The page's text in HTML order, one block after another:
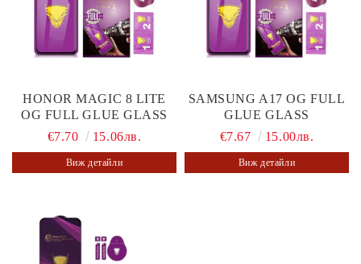
HONOR MAGIC 8 LITE
OG FULL GLUE GLASS
€7.70
15.06лв.
Виж детайли
SAMSUNG A17 OG FULL
GLUE GLASS
€7.67
15.00лв.
Виж детайли